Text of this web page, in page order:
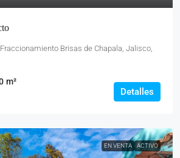
Brisas de Chapala, Jalisco,
m²
Detalles
EN VENTA ACTIVO